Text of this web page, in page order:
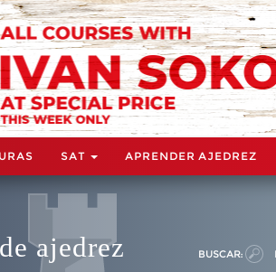
SAT APRENDER AJEDREZ
ajedrez BUSCAR: